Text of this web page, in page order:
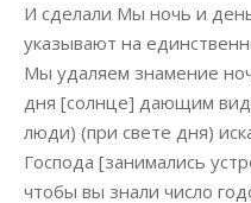
И сделали Мы ночь и
указывают на
Мы удаляем знамение
дня [солнце] дающим
люди) (при свете дня)
Господа [занимались
чтобы вы знали число